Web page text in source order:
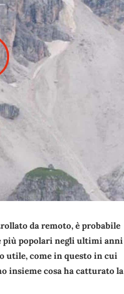
da remoto, è probabile
più popolari negli ultimi anni
utile, come in questo in cui
insieme cosa ha catturato la